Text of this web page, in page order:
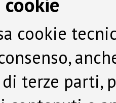
cookie
terze parti,